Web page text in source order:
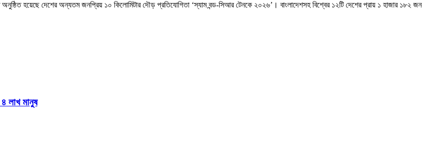
অনুষ্ঠিত হয়েছে দেশের অন্যতম জনপ্রিয় ১০ কিলোমিটার দৌড় প্রতিযোগিতা ‘স্যাম বন্ড-সিআর টেনকে ২০২৬’। বাংলাদেশসহ বিশ্বের ১২টি দেশের প্রায় ১ হাজার ১৮২ জন
৪ লাখ মানুষ